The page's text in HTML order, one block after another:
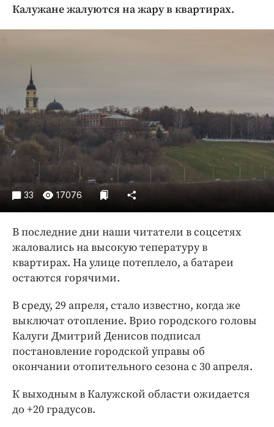
Благоустройство
Образование
Общество
Праздники
Происшествия
Спорт
Экономика и бизнес
ПРОЕКТЫ
Блоги
Издания
Интересное чтиво
Клиника года
Бренд года
Работодатель года
Калужане жалуются на жару в квартирах.
33 17076
В последние дни наши читатели в соцсетях
жаловались на высокую тепературу в
квартирах. На улице потеплело, а батареи
остаются горячими.
В среду, 29 апреля, стало известно, когда же
выключат отопление. Врио городского головы
Калуги Дмитрий Денисов подписал
постановление городской управы об
окончании отопительного сезона с 30 апреля.
К выходным в Калужской области ожидается
до +20 градусов.